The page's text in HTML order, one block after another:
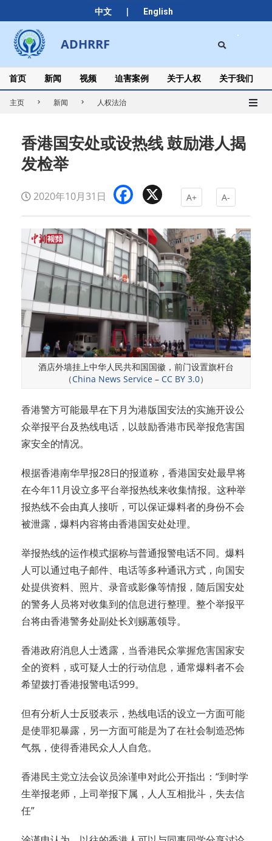
中文 | English
to
content
ADHRRF
Secondary
Navigation
Menu
首页 新闻 视频 迫害案例 关于人权 关于我们
主页 新闻 人权法治
香港国安处或设热线 鼓励港人揭
发检举
2020年10月31日 Facebook A+ A-
酒店外墙挂上中华人民共和国国徽，前门设置旗杆台
（China News Service – CC BY 3.0）
香港警方可能最早在下月为港版国安法的实施开设公
众举报平台及热线电话，以鼓励香港市民举报危害国
家安全的情况。
根据香港南华早报28日的报道称，香港国安处最早将
在今年11月设立多平台举报热线来收集情报。这种举
报热线不会由真人接听，可以保证爆料者的身份不会
被泄露，爆料内容将由香港国安处处理。
举报热线的运作模式据称与普通报警电话不同。爆料
人可以通过电子邮件、电话等多种通讯方式，向国安
处提供资料、照片、录音或影像等情报，随后国安处
的警务人员将对收集到的信息进行整理。整个举报平
台将由香港警务处副处长刘赐蕙领导。
香港政府消息人士透露，当香港民众掌握危害国家安
全的资料，或可疑人士的行动信息，通常爆料者不会
希望拨打香港报警电话999。
但有分析人士反驳表示，热线电话的设立一方面可能
是使罪犯暴露，另一方面可能是为了在社会制造恐怖
气氛，使得香港民众人人自危。
香港民主党立法会议员涂谨申对此公开指出：“到时学
生举报老师，上司举报下属，人人互相批斗，失去信
任”